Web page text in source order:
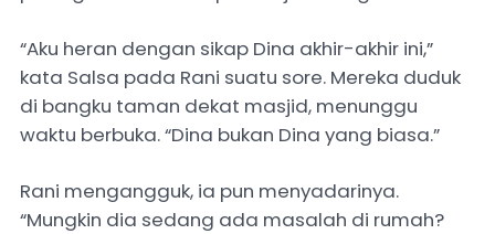
“Aku heran dengan sikap Dina akhir-akhir ini,”
kata Salsa pada Rani suatu sore. Mereka duduk
di bangku taman dekat masjid, menunggu
waktu berbuka. “Dina bukan Dina yang biasa.”
Rani mengangguk, ia pun menyadarinya.
“Mungkin dia sedang ada masalah di rumah?